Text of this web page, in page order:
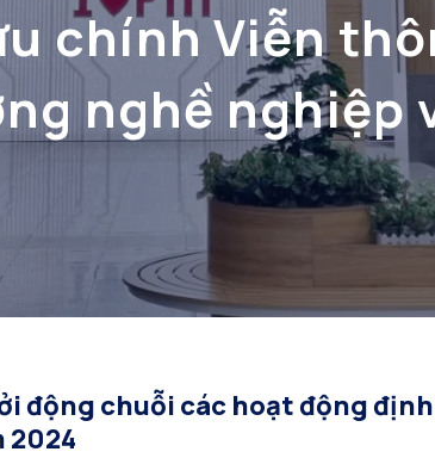
chính Viễn
nghề nghiệp
học năm 2024
động chuỗi các hoạt động
2024